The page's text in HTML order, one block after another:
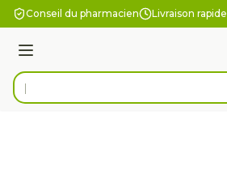
Aller au contenu
Conseil du pharmacien Livraison rapide
Menu
Rechercher